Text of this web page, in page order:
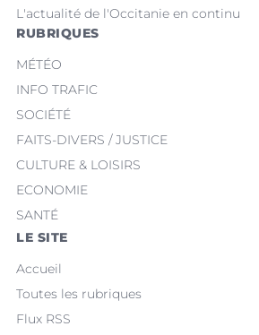
L'actualité de l'Occitanie en continu
RUBRIQUES
MÉTÉO
INFO TRAFIC
SOCIÉTÉ
FAITS-DIVERS / JUSTICE
CULTURE & LOISIRS
ECONOMIE
SANTÉ
LE SITE
Accueil
Toutes les rubriques
Flux RSS